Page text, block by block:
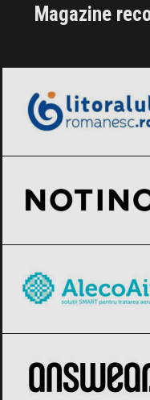
Magazine
2026